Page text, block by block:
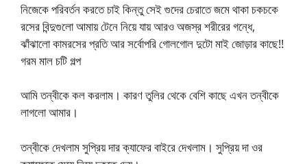
নিজেকে পরিবর্তন করতে চাই কিন্তু সেই গুদের চেরাতে জমে থাকা চকচকে
রসের বিন্দুগুলো আমায় টেনে নিয়ে যায় আরও অজস্র শরীরের গন্ধে,
ঝাঁঝালো কামরসের প্রতি আর সর্বোপরি গোলগোল দুটো মাই জোড়ার কাছে!!
গরম মাল চটি গল্প
আমি তন্বীকে কল করলাম। কারণ তুলির থেকে বেশি কাছে এখন তন্বীকে
লাগলো আমার।
তন্বীকে দেখলাম সুপ্রিয় দার ক্যাফের বাইরে দেখলাম। সুপ্রিয় দা ওর